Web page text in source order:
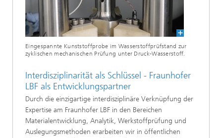
Eingespannte Kunststoffprobe im Wasserstoffprüfstand zur
zyklischen mechanischen Prüfung unter Druck-Wasserstoff.
Interdisziplinarität als Schlüssel - Fraunhofer
LBF als Entwicklungspartner
Durch die einzigartige interdisziplinäre Verknüpfung der
Expertise am Fraunhofer LBF in den Bereichen
Materialentwicklung, Analytik, Werkstoffprüfung und
Auslegungsmethoden erarbeiten wir in öffentlichen